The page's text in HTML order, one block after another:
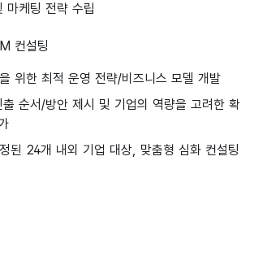
마케팅 전략 수립
컨설팅
위한 최적 운영 전략/비즈니스 모델 개발
순서/방안 제시 및 기업의 역량을 고려한 확
된 24개 내외 기업 대상, 맞춤형 심화 컨설팅